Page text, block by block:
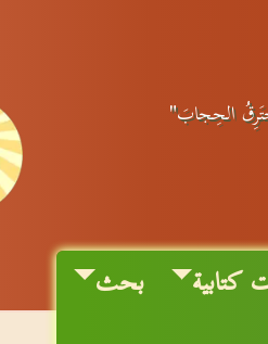
الحِجابَ"
كتابية بحث